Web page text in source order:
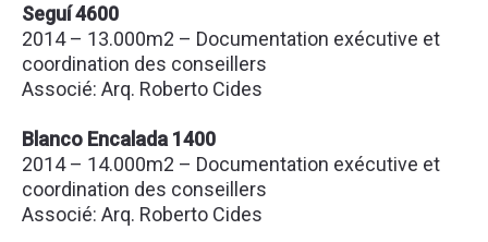
Seguí 4600
2014 – 13.000m2 – Documentation exécutive et
coordination des conseillers
Associé: Arq. Roberto Cides
Blanco Encalada 1400
2014 – 14.000m2 – Documentation exécutive et
coordination des conseillers
Associé: Arq. Roberto Cides